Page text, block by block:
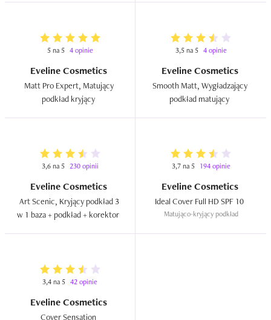
5 na 5 4 opinie
Eveline Cosmetics
Matt Pro Expert, Matujący
3,5 na 5 4 opinie
Eveline Cosmetics
Smooth Matt, Wygładzający
3,6 na 5 230 opinii
Eveline Cosmetics
Art Scenic, Kryjący podkład 3
3,7 na 5 194 opinie
Eveline Cosmetics
Matująco-kryjący podkład
3,4 na 5 42 opinie
Eveline Cosmetics